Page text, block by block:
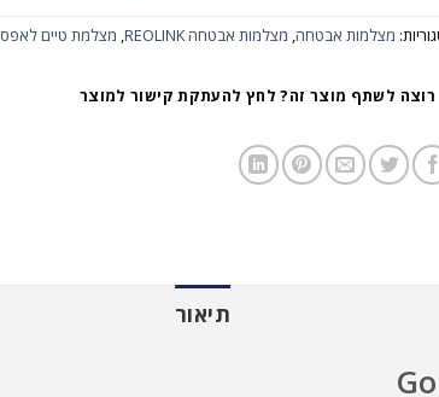
מצלמות אבטחה מצלמות אבטחה REOLINK מצלמת טיים לאפס
רוצה לשתף מוצר זה? לחץ להעתקת קישור למוצר
תיאור